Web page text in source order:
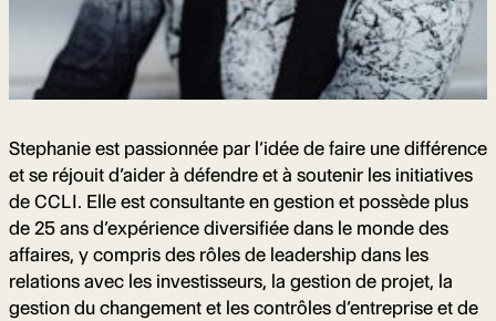
Stephanie est passionnée par l’idée de faire une différence
et se réjouit d’aider à défendre et à soutenir les initiatives
de CCLI. Elle est consultante en gestion et possède plus
de 25 ans d’expérience diversifiée dans le monde des
affaires, y compris des rôles de leadership dans les
relations avec les investisseurs, la gestion de projet, la
gestion du changement et les contrôles d’entreprise et de